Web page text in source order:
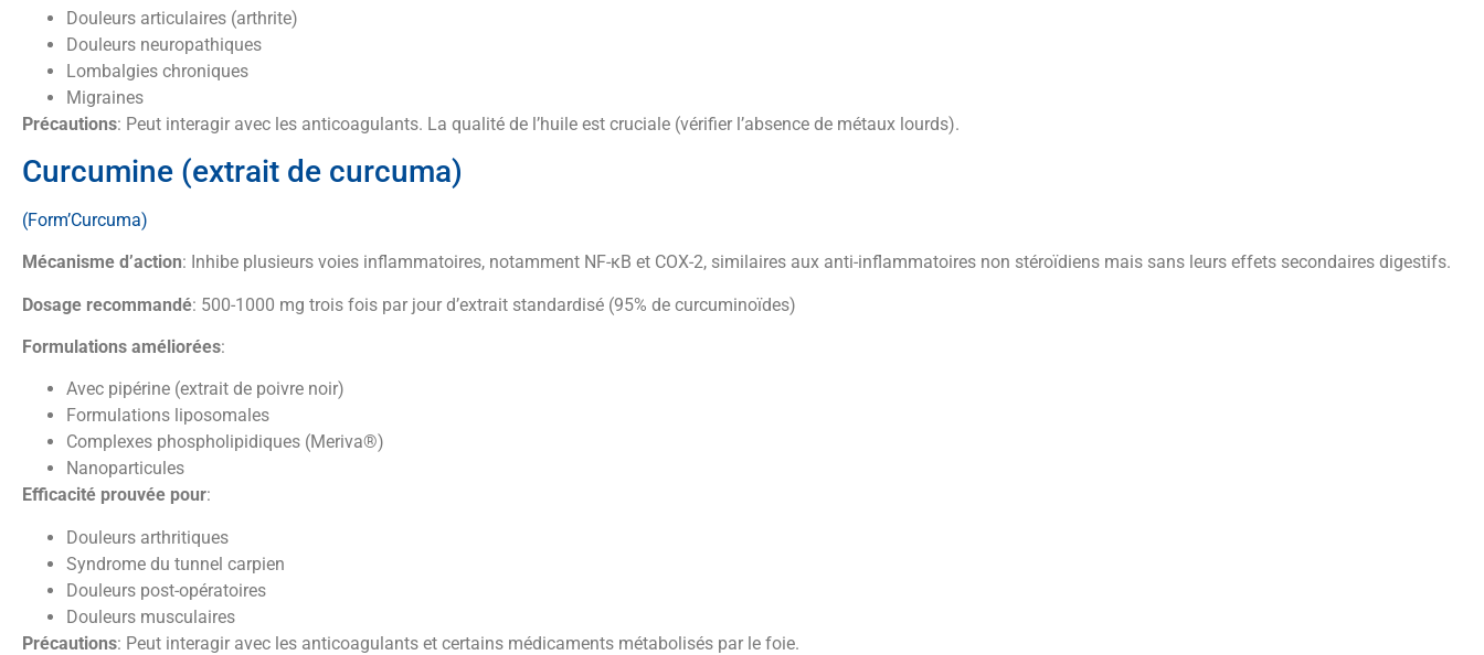
Douleurs articulaires (arthrite)
Douleurs neuropathiques
Lombalgies chroniques
Migraines
Précautions: Peut interagir avec les anticoagulants. La qualité de l’huile est cruciale (vérifier l’absence de métaux lourds).
Curcumine (extrait de curcuma)
(Form’Curcuma)
Mécanisme d’action: Inhibe plusieurs voies inflammatoires, notamment NF-κB et COX-2, similaires aux anti-inflammatoires non stéroïdiens mais sans leurs effets secondaires digestifs.
Dosage recommandé: 500-1000 mg trois fois par jour d’extrait standardisé (95% de curcuminoïdes)
Formulations améliorées:
Avec pipérine (extrait de poivre noir)
Formulations liposomales
Complexes phospholipidiques (Meriva®)
Nanoparticules
Efficacité prouvée pour:
Douleurs arthritiques
Syndrome du tunnel carpien
Douleurs post-opératoires
Douleurs musculaires
Précautions: Peut interagir avec les anticoagulants et certains médicaments métabolisés par le foie.